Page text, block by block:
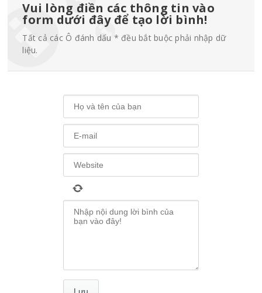
Vui lòng điền các thông tin vào
form dưới đây để tạo lời bình!
Tất cả các Ô đánh dấu * đều bắt buộc phải nhập dữ
liệu.